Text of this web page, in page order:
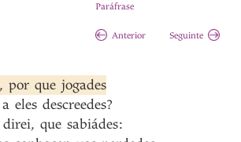
Paráfrase
Anterior Seguinte
, por que jogades
a eles descreedes?
direi, que sabiádes: